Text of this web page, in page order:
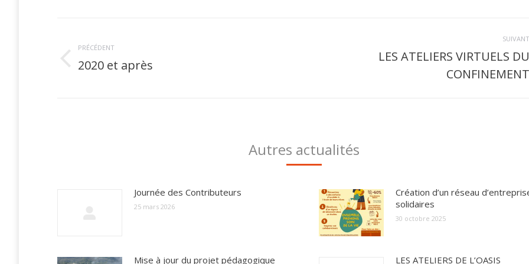
article
PRÉCÉDENT
Article
2020 et après
SUIVANT
LES ATELIERS VIRTUELS DU
CONFINEMENT
Autres actualités
Journée des Contributeurs
25 mars 2026
Création d’un réseau
solidaires
30 octobre 2025
Mise à jour du projet pédagogique LES ATELIERS DE L’OASIS